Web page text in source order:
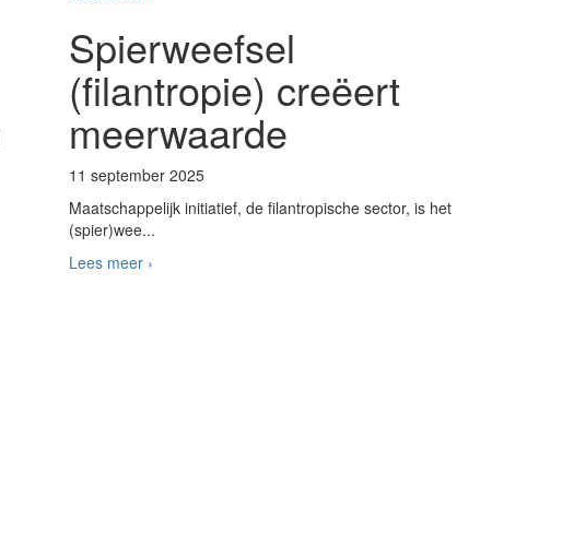
Spierweefsel
(filantropie) creëert
meerwaarde
11 september 2025
Maatschappelijk initiatief, de filantropische sector, is het
(spier)wee...
Lees meer ›